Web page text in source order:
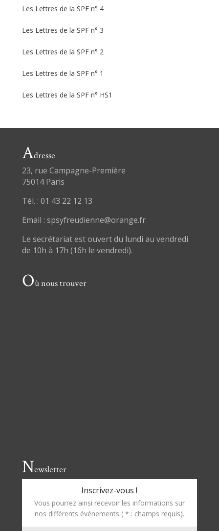
Les Lettres de la SPF n° 4
Les Lettres de la SPF n° 3
Les Lettres de la SPF n° 2
Les Lettres de la SPF n° 1
Les Lettres de la SPF n° HS1
Adresse
23, rue Campagne-Première
75014 Paris
Tél. : 01 43 22 12 13
Email : spsyfreudienne@orange.fr
Le secrétariat est ouvert du lundi au vendredi
de 10h à 17h (16h le vendredi).
Où nous trouver
Newsletter
Inscrivez-vous !
Vous pourrez ainsi recevoir les informations sur
nos différents événements ( * : champs requis).